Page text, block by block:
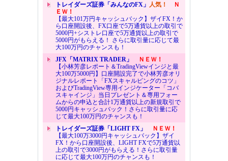
トレイダーズ証券「みんなのFX」 人気！
Ｎ
ＥＷ！
【最大101万円キャッシュバック】ザイFX！か
ら口座開設後、FX口座で5万通貨以上の取引で
5000円+シストレ口座で5万通貨以上の取引で
5000円がもらえる！ さらに取引量に応じて最
大100万円のチャンスも！
JFX「MATRIX TRADER」
ＮＥＷ！
【小林芳彦レポート＆TradingViewインジと最
大100万5000円】口座開設完了で小林芳彦オリ
ジナルレポート「FXスキャルピングのコツ」
およびTradingView専用インジケーター「コバ
スキャインジ」当日プレゼント＆専用フォー
ムからの申込と合計1万通貨以上の新規取引で
5000円キャッシュバック！さらに取引量に応
じて最大100万円のチャンスも！
トレイダーズ証券「LIGHT FX」
ＮＥＷ！
【最大100万3000円キャッシュバック】ザイ
FX！から口座開設後、LIGHT FXで5万通貨以
上の取引で3000円がもらえる！さらに取引量
に応じて最大100万円のチャンスも！